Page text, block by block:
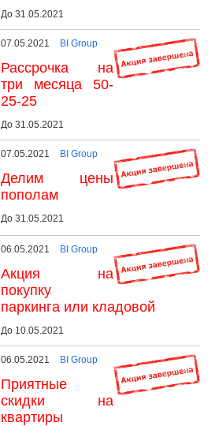
До 31.05.2021
07.05.2021 BI Group
Рассрочка на
три месяца 50-
25-25
До 31.05.2021
07.05.2021 BI Group
Делим цены
пополам
До 31.05.2021
06.05.2021 BI Group
Акция на
покупку
паркинга или кладовой
До 10.05.2021
06.05.2021 BI Group
Приятные
скидки на
квартиры